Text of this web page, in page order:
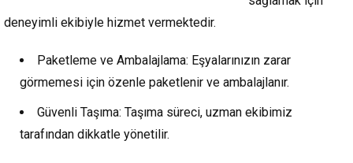
deneyimli ekibiyle hizmet vermektedir.
Paketleme ve Ambalajlama: Eşyalarınızın zarar
görmemesi için özenle paketlenir ve ambalajlanır.
Güvenli Taşıma: Taşıma süreci, uzman ekibimiz
tarafından dikkatle yönetilir.